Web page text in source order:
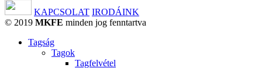
KAPCSOLAT IRODÁINK
© 2019 MKFE minden jog fenntartva
Tagság
Tagok
Tagfelvétel